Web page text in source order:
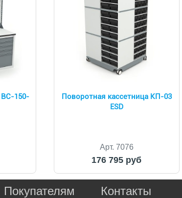
ВС-150-
Поворотная кассетница КП-03
ESD
Арт. 7076
176 795 руб
Покупателям Контакты